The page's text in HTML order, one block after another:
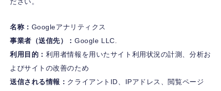
FOLLOW US
名称： Googleアナリティクス
事業者（送信先）：Google LLC.
利用目的： 利用者情報を用いたサイト利用状況の計測、分析お
よびサイトの改善のため
送信される情報： クライアントID、IPアドレス、閲覧ページ